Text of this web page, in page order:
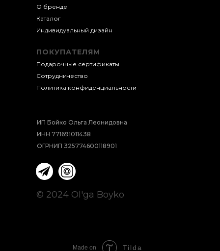
О бренде
Каталог
Индивидуальный дизайн
ИП Бойко Ольга Леонидовна
ИНН 771691011438
ОГРНИП 325774600118901
ПОКУПАТЕЛЯМ
Подарочные сертификаты
Сотрудничество
Политика конфиденциальности
© 2024 Ol'ga Boyko
Made on Tilda